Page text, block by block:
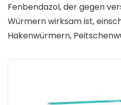
Fenbendazol, der gegen
Würmern wirksam ist,
Hakenwürmern,